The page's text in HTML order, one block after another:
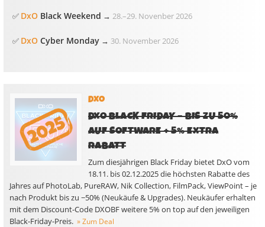
✅ DxO Black Weekend → 28.–29. Novenber 2026
✅ DxO Cyber Monday → 30. November 2026
DXO
DXO BLACK FRIDAY – BIS ZU 50%
AUF SOFTWARE + 5% EXTRA
RABATT
Zum diesjährigen Black Friday bietet DxO vom
18.11. bis 02.12.2025 die höchsten Rabatte des
Jahres auf PhotoLab, PureRAW, Nik Collection, FilmPack, ViewPoint – je
nach Produkt bis zu −50% (Neukäufe & Upgrades). Neukäufer erhalten
mit dem Discount-Code DXOBF weitere 5% on top auf den jeweiligen
Black-Friday-Preis. » Zum Deal